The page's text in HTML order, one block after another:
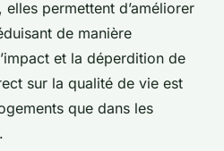
permettent d’améliorer
de manière
et la déperdition de
sur la qualité de vie est
que dans les